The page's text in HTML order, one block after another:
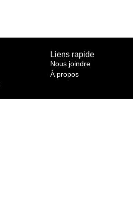
Liens rapide
Nous joindre
À propos